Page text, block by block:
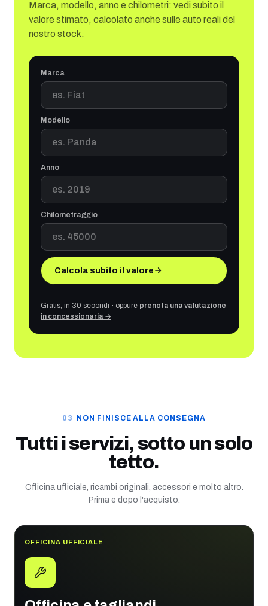
Marca, modello, anno e chilometri: vedi subito il
valore stimato, calcolato anche sulle auto reali del
nostro stock.
Marca
Modello
Anno
Chilometraggio
Calcola subito il valore
Gratis, in 30 secondi · oppure prenota una valutazione
in concessionaria →
NON FINISCE ALLA CONSEGNA
Tutti i servizi, sotto un solo
tetto.
Officina ufficiale, ricambi originali, accessori e molto altro.
Prima e dopo l'acquisto.
OFFICINA UFFICIALE